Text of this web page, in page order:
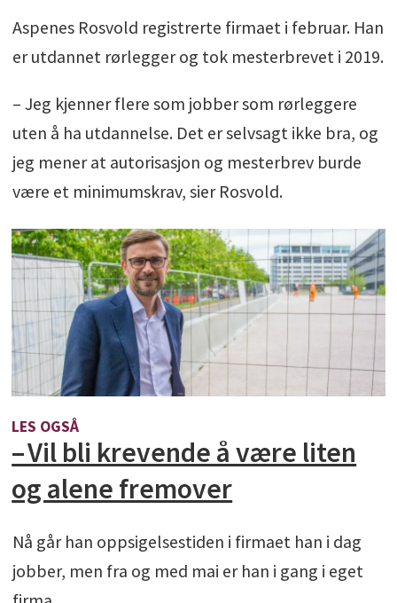
Aspenes Rosvold registrerte firmaet i februar. Han
er utdannet rørlegger og tok mesterbrevet i 2019.
– Jeg kjenner flere som jobber som rørleggere
uten å ha utdannelse. Det er selvsagt ikke bra, og
jeg mener at autorisasjon og mesterbrev burde
være et minimumskrav, sier Rosvold.
LES OGSÅ
– Vil bli krevende å være liten
og alene fremover
Nå går han oppsigelsestiden i firmaet han i dag
jobber, men fra og med mai er han i gang i eget